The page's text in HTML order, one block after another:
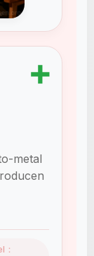
➕
metal
：